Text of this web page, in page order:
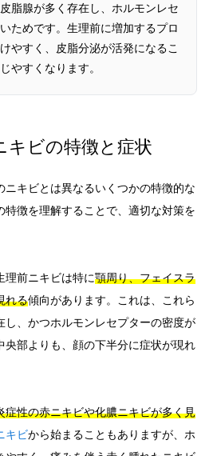
脂腺が多く存在し、ホルモンレセ
ためです。生理前に増加するプロ
やすく、皮脂分泌が活発になるこ
やすくなります。
キビの特徴と症状
ニキビとは異なるいくつかの特徴的な
特徴を理解することで、適切な対策を
理前ニキビは特に顎周り、フェイスラ
れる傾向があります。これは、これら
し、かつホルモンレセプターの密度が
央部よりも、顔の下半分に症状が現れ
症性の赤ニキビや化膿ニキビが多く見
キビから始まることもありますが、ホ